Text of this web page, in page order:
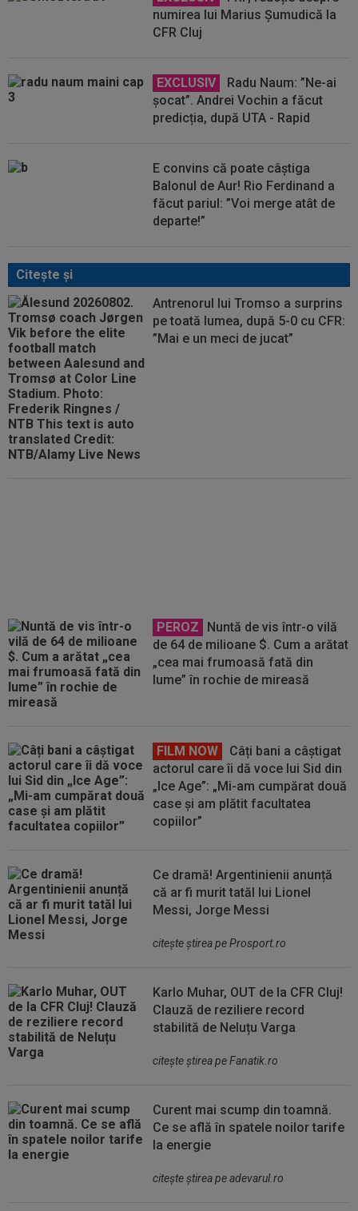
numirea lui Marius Șumudică la
CFR Cluj
EXCLUSIV
Radu Naum: ”Ne-ai
șocat”. Andrei Vochin a făcut
predicția, după UTA - Rapid
E convins că poate câștiga
Balonul de Aur! Rio Ferdinand a
făcut pariul: ”Voi merge atât de
departe!”
Citeşte şi
Antrenorul lui Tromso a surprins
pe toată lumea, după 5-0 cu CFR:
”Mai e un meci de jucat”
PEROZ
Nuntă de vis într-o vilă
de 64 de milioane $. Cum a arătat
„cea mai frumoasă fată din
lume” în rochie de mireasă
FILM NOW
Câți bani a câștigat
actorul care îi dă voce lui Sid din
„Ice Age”: „Mi-am cumpărat două
case și am plătit facultatea
copiilor”
Ce dramă! Argentinienii anunță
că ar fi murit tatăl lui Lionel
Messi, Jorge Messi
citeşte ştirea pe Prosport.ro
Karlo Muhar, OUT de la CFR Cluj!
Clauză de reziliere record
stabilită de Neluțu Varga
citeşte ştirea pe Fanatik.ro
Curent mai scump din toamnă.
Ce se află în spatele noilor tarife
la energie
citeşte ştirea pe adevarul.ro